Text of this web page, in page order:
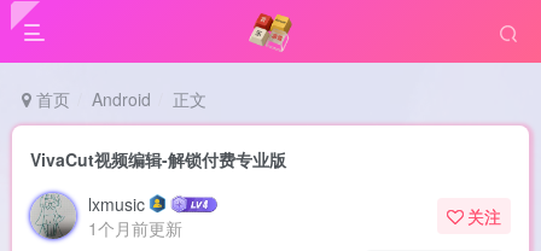
首页 Android 正文
VivaCut视频编辑-解锁付费专业版
lxmusic
1个月前更新
关注